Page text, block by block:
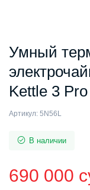
Умный
Kettle 3 Pro
Артикул: 5N56L
В наличии
690 000